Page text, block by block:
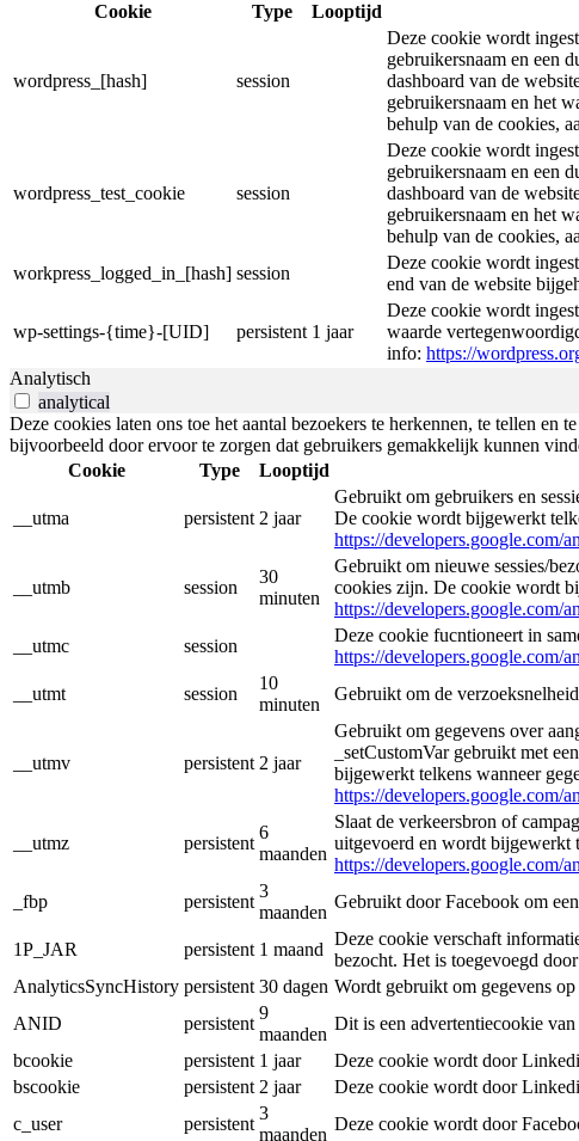
Cookie
Type Looptijd
wordpress_[hash] session
Deze cookie wordt
gebruikersnaam en een
dashboard van de
gebruikersnaam en het
behulp van de cookies,
wordpress_test_cookie session
Deze cookie wordt
gebruikersnaam en een
dashboard van de
gebruikersnaam en het
behulp van de cookies,
workpress_logged_in_[hash] session
Deze cookie wordt
end van de website
wp-settings-{time}-[UID] persistent 1 jaar
Deze cookie wordt
waarde
info: https://
Analytisch
analytical
Deze cookies laten ons toe het aantal bezoekers te herkennen, te tellen
bijvoorbeeld door ervoor te zorgen dat gebruikers gemakkelijk kunnen
Cookie
Type Looptijd
__utma persistent 2 jaar
Gebruikt om gebruikers en
De cookie wordt bijgewerkt
https://developers.google.com/
__utmb session
30
minuten
Gebruikt om nieuwe sessies/
cookies zijn. De cookie wordt
https://developers.google.com/
__utmc
session
Deze cookie fucntioneert in
https://developers.google.com/
__utmt
session
10
minuten
Gebruikt om de
__utmv persistent 2 jaar
Gebruikt om gegevens over
_setCustomVar gebruikt met
bijgewerkt telkens wanneer
https://developers.google.com/
__utmz persistent
6
maanden
Slaat de verkeersbron of
uitgevoerd en wordt bijgewerkt
https://developers.google.com/
_fbp
persistent
3
maanden
Gebruikt door Facebook om
1P_JAR persistent 1 maand
Deze cookie verschaft
bezocht. Het is toegevoegd
AnalyticsSyncHistory persistent 30 dagen Wordt gebruikt om gegevens
ANID
persistent
9
maanden
Dit is een advertentiecookie
bcookie
persistent 1 jaar
Deze cookie wordt door
bscookie
persistent 2 jaar
Deze cookie wordt door
c_user
persistent
3
maanden
Deze cookie wordt door